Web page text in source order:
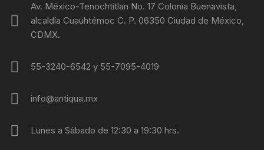
Av. México-Tenochtitlan No. 17 Colonia Buenavista,
alcaldía Cuauhtémoc C. P. 06350 Ciudad de México,
CDMX.
55-3240-6542 y 55-7095-4019
info@antiqua.mx
Lunes a Sábado de 12:30 a 19:30 hrs.